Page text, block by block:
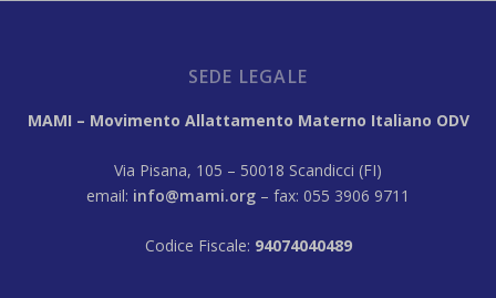
SEDE LEGALE
MAMI – Movimento Allattamento Materno Italiano ODV
Via Pisana, 105 – 50018 Scandicci (FI)
email: info@mami.org – fax: 055 3906 9711
Codice Fiscale: 94074040489